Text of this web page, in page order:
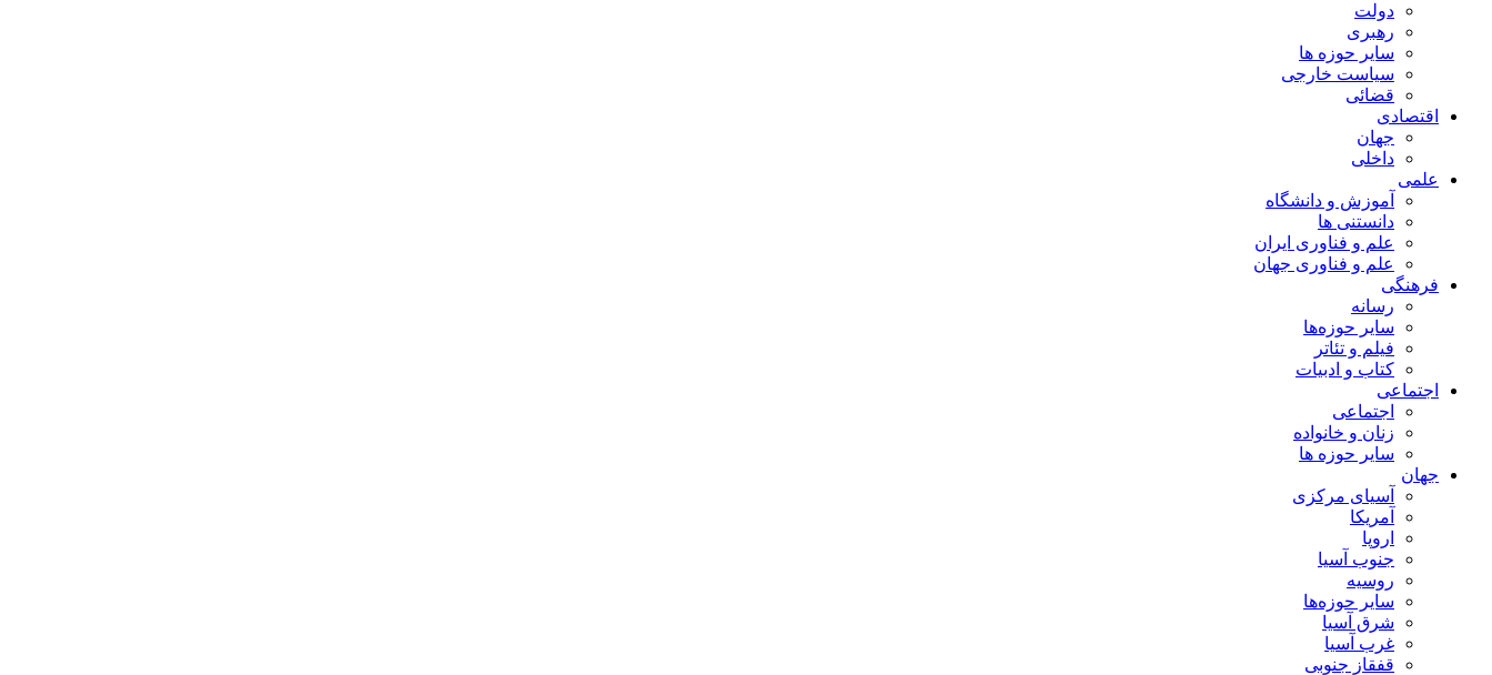
دولت
رهبری
سایر حوزه ها
سیاست خارجی
قضائی
اقتصادی
جهان
داخلی
علمی
آموزش و دانشگاه
دانستنی ها
علم و فناوری ایران
علم و فناوری جهان
فرهنگی
رسانه
سایر حوزه‌ها
فیلم و تئاتر
کتاب و ادبیات
اجتماعی
اجتماعی
زنان و خانواده
سایر حوزه ها
جهان
آسیای مرکزی
آمریکا
اروپا
جنوب آسیا
روسیه
سایر حوزه‌ها
شرق آسیا
غرب آسیا
قفقاز جنوبی